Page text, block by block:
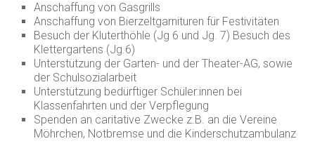
Anschaffung von Gasgrills
Anschaffung von Bierzeltgarnituren für Festivitäten
Besuch der Kluterthöhle (Jg 6 und Jg. 7) Besuch des
Klettergartens (Jg.6)
Unterstützung der Garten- und der Theater-AG, sowie
der Schulsozialarbeit
Unterstützung bedürftiger Schüler:innen bei
Klassenfahrten und der Verpflegung
Spenden an caritative Zwecke z.B. an die Vereine
Möhrchen, Notbremse und die Kinderschutzambulanz